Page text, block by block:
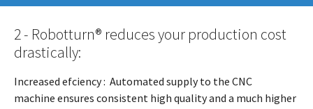
2 - Robotturn® reduces your production cost
drastically:
Increased efciency : Automated supply to the CNC
machine ensures consistent high quality and a much higher